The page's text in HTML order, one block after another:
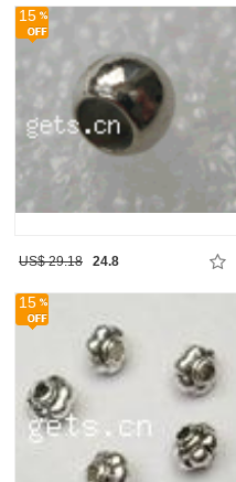
15
US$ 29.18 24.8
15